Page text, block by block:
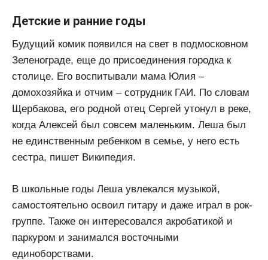
Детские и ранние годы
Будущий комик появился на свет в подмосковном
Зеленограде, еще до присоединения городка к
столице. Его воспитывали мама Юлия –
домохозяйка и отчим – сотрудник ГАИ. По словам
Щербакова, его родной отец Сергей утонул в реке,
когда Алексей был совсем маленьким. Леша был
не единственным ребенком в семье, у него есть
сестра, пишет Википедия.
В школьные годы Леша увлекался музыкой,
самостоятельно освоил гитару и даже играл в рок-
группе. Также он интересовался акробатикой и
паркуром и занимался восточными
единоборствами.